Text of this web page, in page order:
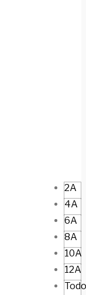
2A
4A
6A
8A
10A
12A